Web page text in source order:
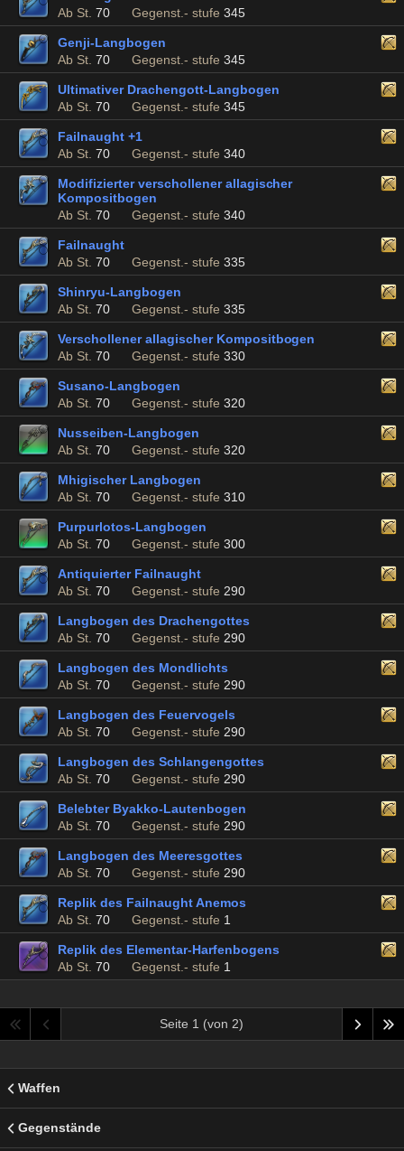
Ab St. 70 Gegenst.- stufe 345
Genji-Langbogen
Ab St. 70 Gegenst.- stufe 345
Ultimativer Drachengott-Langbogen
Ab St. 70 Gegenst.- stufe 345
Failnaught +1
Ab St. 70 Gegenst.- stufe 340
Modifizierter verschollener allagischer
Kompositbogen
Ab St. 70 Gegenst.- stufe 340
Failnaught
Ab St. 70 Gegenst.- stufe 335
Shinryu-Langbogen
Ab St. 70 Gegenst.- stufe 335
Verschollener allagischer Kompositbogen
Ab St. 70 Gegenst.- stufe 330
Susano-Langbogen
Ab St. 70 Gegenst.- stufe 320
Nusseiben-Langbogen
Ab St. 70 Gegenst.- stufe 320
Mhigischer Langbogen
Ab St. 70 Gegenst.- stufe 310
Purpurlotos-Langbogen
Ab St. 70 Gegenst.- stufe 300
Antiquierter Failnaught
Ab St. 70 Gegenst.- stufe 290
Langbogen des Drachengottes
Ab St. 70 Gegenst.- stufe 290
Langbogen des Mondlichts
Ab St. 70 Gegenst.- stufe 290
Langbogen des Feuervogels
Ab St. 70 Gegenst.- stufe 290
Langbogen des Schlangengottes
Ab St. 70 Gegenst.- stufe 290
Belebter Byakko-Lautenbogen
Ab St. 70 Gegenst.- stufe 290
Langbogen des Meeresgottes
Ab St. 70 Gegenst.- stufe 290
Replik des Failnaught Anemos
Ab St. 70 Gegenst.- stufe 1
Replik des Elementar-Harfenbogens
Ab St. 70 Gegenst.- stufe 1
Seite 1 (von 2)
Waffen
Gegenstände